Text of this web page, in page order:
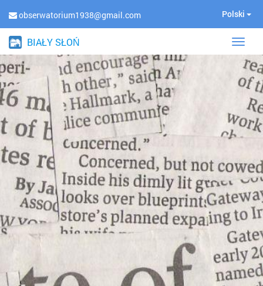
obserwatorium1938@gmail.com Polski
BIAŁY SŁOŃ